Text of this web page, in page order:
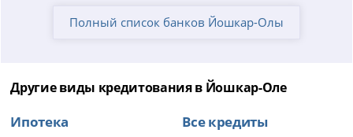
Полный список банков Йошкар-Олы
Другие виды кредитования в Йошкар-Оле
Ипотека
Все кредиты